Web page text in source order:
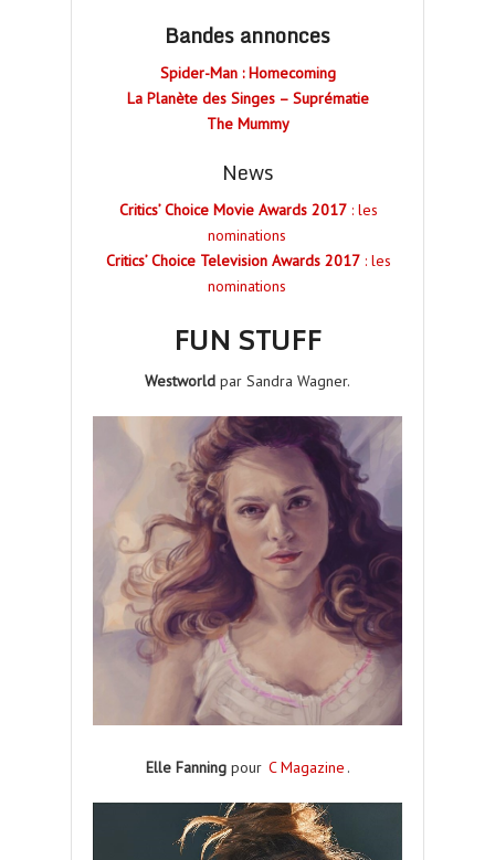
Bandes annonces
Spider-Man : Homecoming
La Planète des Singes – Suprématie
The Mummy
News
Critics’ Choice Movie Awards 2017 : les
nominations
Critics’ Choice Television Awards 2017 : les
nominations
FUN STUFF
Westworld par Sandra Wagner.
Elle Fanningpour C Magazine .